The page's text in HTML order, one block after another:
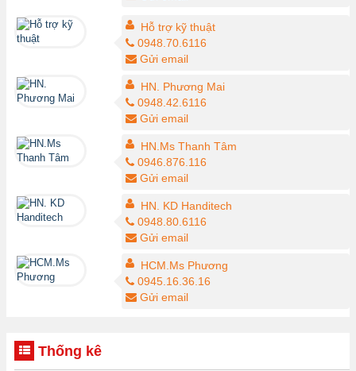
Hỗ trợ kỹ thuật
0948.70.6116
Gửi email
HN. Phương Mai
0948.42.6116
Gửi email
HN.Ms Thanh Tâm
0946.876.116
Gửi email
HN. KD Handitech
0948.80.6116
Gửi email
HCM.Ms Phương
0945.16.36.16
Gửi email
Thống kê